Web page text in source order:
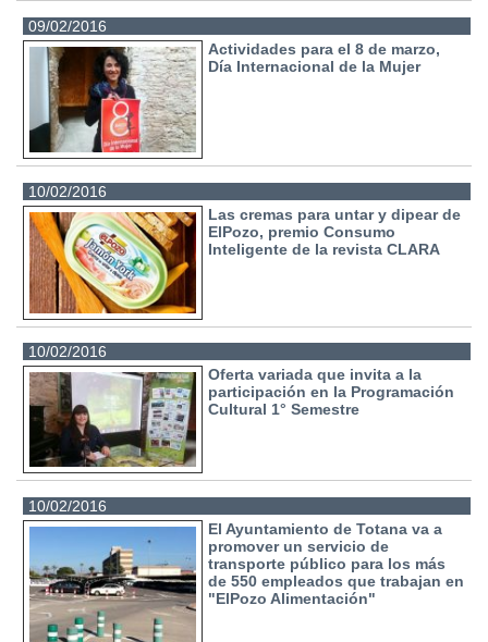
09/02/2016
Actividades para el 8 de marzo,
Día Internacional de la Mujer
10/02/2016
Las cremas para untar y dipear de
ElPozo, premio Consumo
Inteligente de la revista CLARA
10/02/2016
Oferta variada que invita a la
participación en la Programación
Cultural 1° Semestre
10/02/2016
El Ayuntamiento de Totana va a
promover un servicio de
transporte público para los más
de 550 empleados que trabajan en
"ElPozo Alimentación"